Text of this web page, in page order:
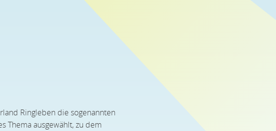
Ringleben die sogenannten
Thema ausgewählt, zu dem